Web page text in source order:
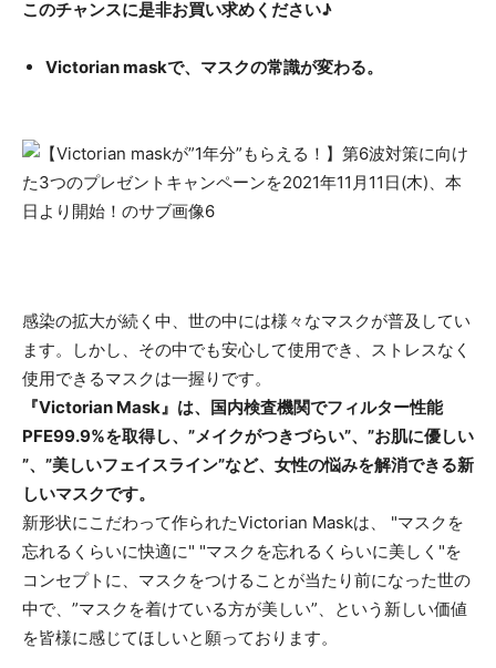
このチャンスに是非お買い求めください♪
Victorian maskで、マスクの常識が変わる。
感染の拡⼤が続く中、世の中には様々なマスクが普及してい
ます。しかし、その中でも安⼼して使⽤でき、ストレスなく
使⽤できるマスクは⼀握りです。
『Victorian Mask』は、国内検査機関でフィルター性能
PFE99.9%を取得し、”メイクがつきづらい”、”お肌に優しい
”、”美しいフェイスライン”など、⼥性の悩みを解消できる新
しいマスクです。
新形状にこだわって作られたVictorian Maskは、 "マスクを
忘れるくらいに快適に" "マスクを忘れるくらいに美しく"を
コンセプトに、マスクをつけることが当たり前になった世の
中で、”マスクを着けている⽅が美しい”、という新しい価値
を皆様に感じてほしいと願っております。